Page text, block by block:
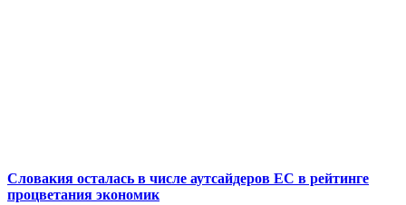
Словакия осталась в числе аутсайдеров ЕС в рейтинге
процветания экономик